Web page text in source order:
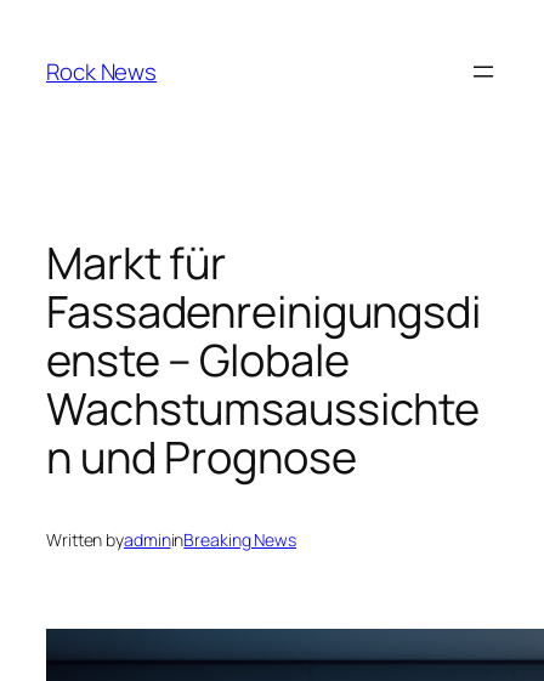
content
Rock News
Markt für
Fassadenreinigungsdi
enste – Globale
Wachstumsaussichte
n und Prognose
Written byadmininBreaking News